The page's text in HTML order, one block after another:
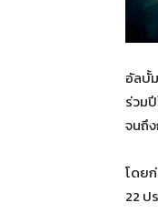
อัลบั้
ร่วม
จนถึ
โดย
22 ป